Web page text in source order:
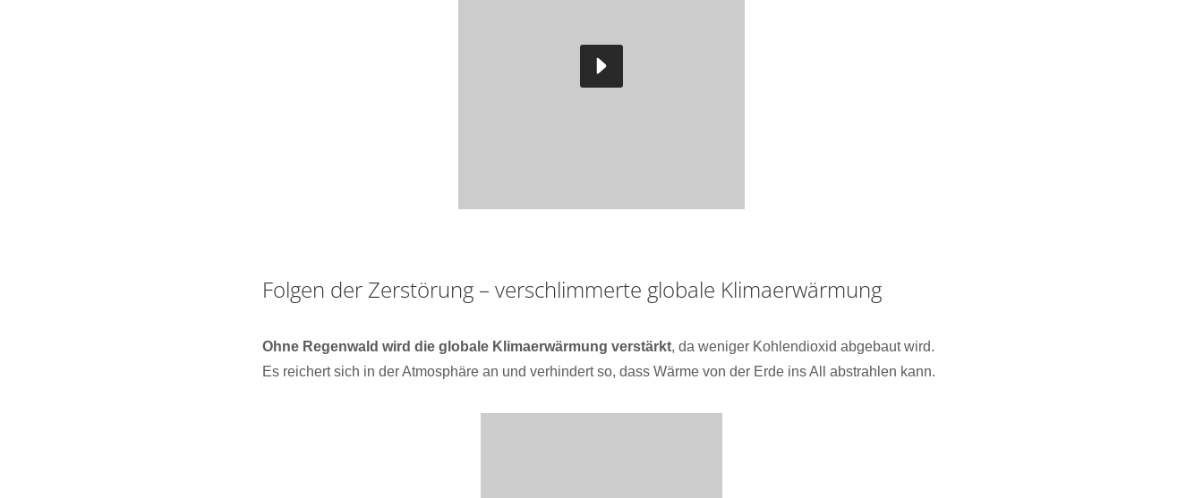
Folgen der Zerstörung – verschlimmerte globale Klimaerwärmung
Ohne Regenwald wird die globale Klimaerwärmung verstärkt, da weniger Kohlendioxid abgebaut wird.
Es reichert sich in der Atmosphäre an und verhindert so, dass Wärme von der Erde ins All abstrahlen kann.